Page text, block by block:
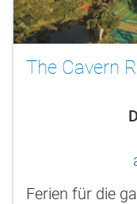
The Cavern
Ferien für die